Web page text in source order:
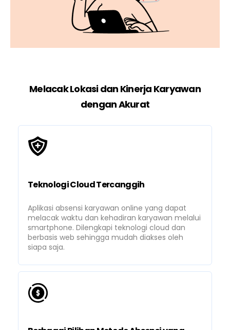
Melacak Lokasi dan Kinerja Karyawan
dengan Akurat
Teknologi Cloud Tercanggih
Aplikasi absensi karyawan online yang dapat
melacak waktu dan kehadiran karyawan melalui
smartphone. Dilengkapi teknologi cloud dan
berbasis web sehingga mudah diakses oleh
siapa saja.